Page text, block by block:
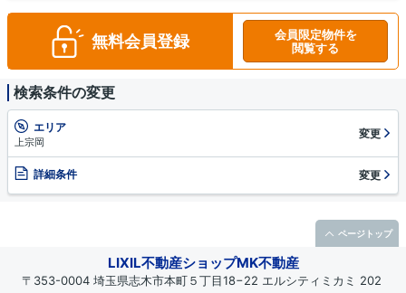
無料会員登録
会員限定物件を
閲覧する
検索条件の変更
エリア
上宗岡
変更
詳細条件 変更
LIXIL不動産ショップMK不動産
〒353-0004 埼玉県志木市本町５丁目18−22 エルシティミカミ 202
ページトップ